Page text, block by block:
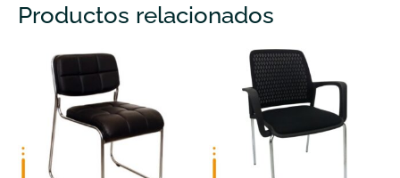
Productos relacionados